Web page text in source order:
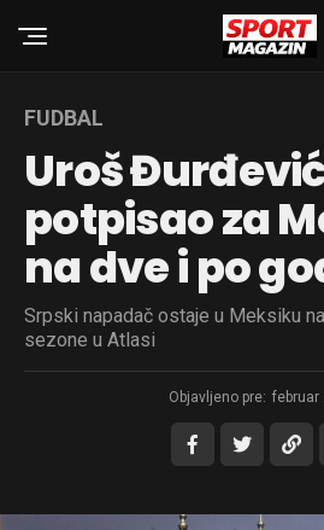
FUDBAL
Uroš
potpisao za
na dve i po
Srpski napadač ostaje u Meksiku
sezone u Atlasi
Objavljeno pre: februar